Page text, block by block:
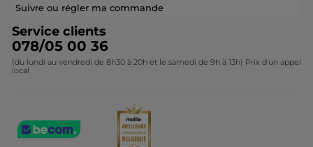
Contactez-nous
Suivre ou régler ma commande
Service clients
078/05 00 36
(du lundi au vendredi de 8h30 à 20h et le samedi de 9h à 13h) Prix d'un appel
local